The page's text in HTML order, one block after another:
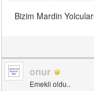
Bizim Mardin
onur
Emekli oldu..